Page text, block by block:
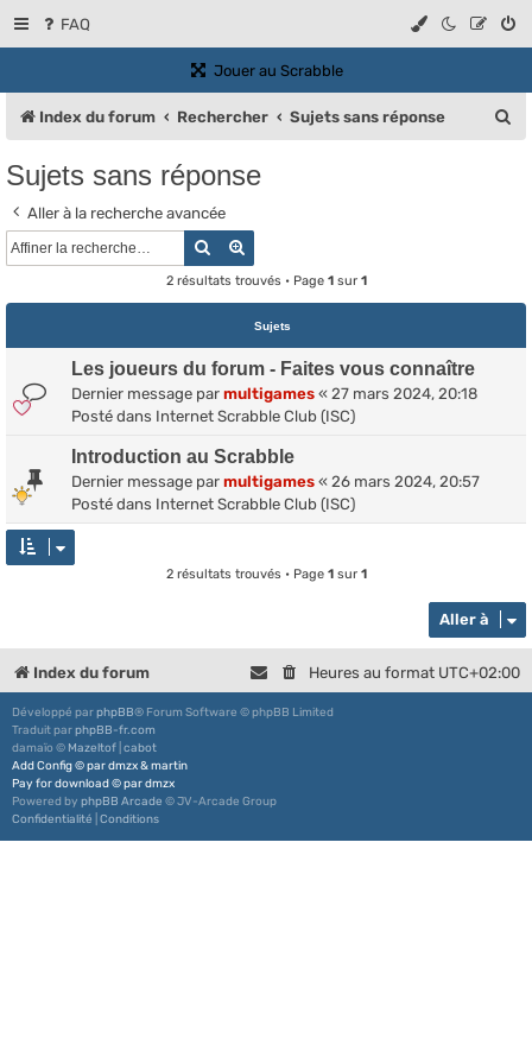
FAQ
Jouer au Scrabble(Ouvre un nouvel onglet)
Index du forum Rechercher Sujets sans réponse
Sujets sans réponse
Aller à la recherche avancée
Rechercher
2 résultats trouvés • Page 1sur 1
Sujets
Les joueurs du forum - Faites vous connaître
Dernier message par multigames « 27 mars 2024, 20:18
Posté dans Internet Scrabble Club (ISC)
Introduction au Scrabble
Dernier message par multigames « 26 mars 2024, 20:57
Posté dans Internet Scrabble Club (ISC)
2 résultats trouvés • Page 1sur 1
Aller à
Index du forum Heures au format UTC+02:00
Développé parphpBB® Forum Software © phpBB Limited
Traduit parphpBB-fr.com
damaïo © Mazeltof cabot
Add Config©pardmzx&martin
Pay for download ©pardmzx
Powered by phpBB Arcade © JV-Arcade Group
Confidentialité Conditions